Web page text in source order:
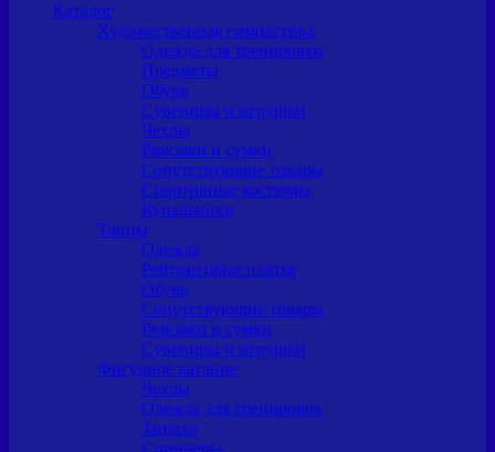
Каталог
Художественная гимнастика
Одежда для тренировки
Предметы
Обувь
Сувениры и игрушки
Чехлы
Рюкзаки и сумки
Сопутствующие товары
Спортивные костюмы
Купальники
Танцы
Одежда
Рейтинговые платья
Обувь
Сопутствующие товары
Рюкзаки и сумки
Сувениры и игрушки
Фигурное катание
Чехлы
Одежда для тренировок
Защита